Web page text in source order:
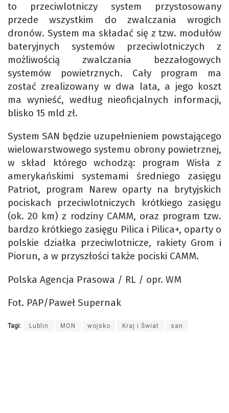
to przeciwlotniczy system przystosowany
przede wszystkim do zwalczania wrogich
dronów. System ma składać się z tzw. modułów
bateryjnych systemów przeciwlotniczych z
możliwością zwalczania bezzałogowych
systemów powietrznych. Cały program ma
zostać zrealizowany w dwa lata, a jego koszt
ma wynieść, według nieoficjalnych informacji,
blisko 15 mld zł.
System SAN będzie uzupełnieniem powstającego
wielowarstwowego systemu obrony powietrznej,
w skład którego wchodzą: program Wisła z
amerykańskimi systemami średniego zasięgu
Patriot, program Narew oparty na brytyjskich
pociskach przeciwlotniczych krótkiego zasięgu
(ok. 20 km) z rodziny CAMM, oraz program tzw.
bardzo krótkiego zasięgu Pilica i Pilica+, oparty o
polskie działka przeciwlotnicze, rakiety Grom i
Piorun, a w przyszłości także pociski CAMM.
Polska Agencja Prasowa / RL / opr. WM
Fot. PAP/Paweł Supernak
Tagi: Lublin MON wojsko Kraj i Świat san